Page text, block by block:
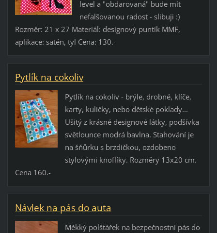
level a "obdarovaná" bude mít
nefalšovanou radost - slibuji :)
Rozměr: 21 x 27 Materiál: designový puntík MMF,
aplikace: satén, tyl Cena: 130.-
Pytlík na cokoliv
Pytlík na cokoliv - brýle, drobné, klíče,
karty, kuličky, nebo dětské poklady...
Ušitý z krásné designové látky, podšívka
světlounce modrá bavlna. Stahování je
na šňůrku s brzdičkou, ozdobeno
stylovými knoflíky. Rozměry 13x20 cm.
Cena 160.-
Návlek na pás do auta
Měkký polštářek na bezpečnostní pás do